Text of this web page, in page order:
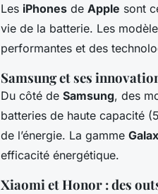
Les iPhones de Apple sont
vie de la batterie. Les
performantes et des
Samsung et ses
Du côté de Samsung, des
batteries de haute capacité
de l’énergie. La gamme
efficacité énergétique.
Xiaomi et Honor : des